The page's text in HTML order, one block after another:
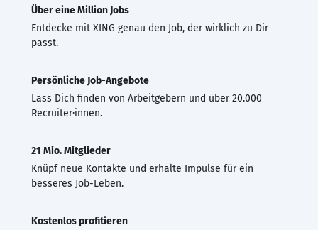
Über eine Million Jobs
Entdecke mit XING genau den Job, der wirklich zu Dir
passt.
Persönliche Job-Angebote
Lass Dich finden von Arbeitgebern und über 20.000
Recruiter·innen.
21 Mio. Mitglieder
Knüpf neue Kontakte und erhalte Impulse für ein
besseres Job-Leben.
Kostenlos profitieren